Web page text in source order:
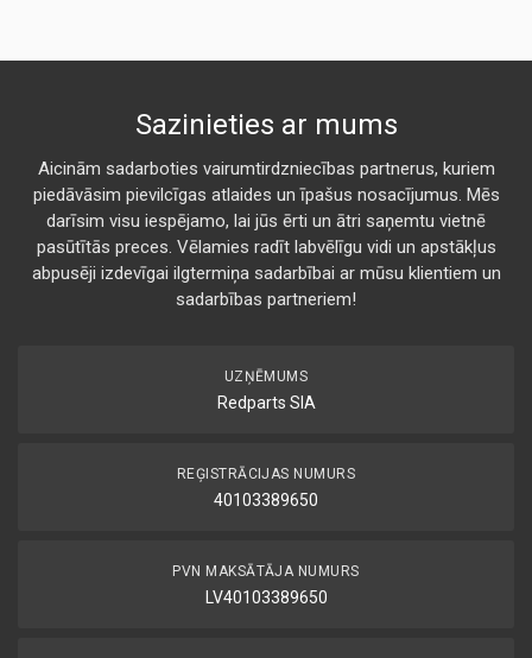
Sazinieties ar mums
Aicinām sadarboties vairumtirdzniecības partnerus, kuriem
piedāvāsim pievilcīgas atlaides un īpašus nosacījumus. Mēs
darīsim visu iespējamo, lai jūs ērti un ātri saņemtu vietnē
pasūtītās preces. Vēlamies radīt labvēlīgu vidi un apstākļus
abpusēji izdevīgai ilgtermiņa sadarbībai ar mūsu klientiem un
sadarbības partneriem!
UZŅĒMUMS
Redparts SIA
REĢISTRĀCIJAS NUMURS
40103389650
PVN MAKSĀTĀJA NUMURS
LV40103389650